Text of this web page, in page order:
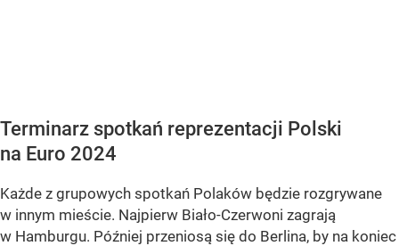
Terminarz spotkań reprezentacji Polski
na Euro 2024
Każde z grupowych spotkań Polaków będzie rozgrywane
w innym mieście. Najpierw Biało-Czerwoni zagrają
w Hamburgu. Później przeniosą się do Berlina, by na koniec